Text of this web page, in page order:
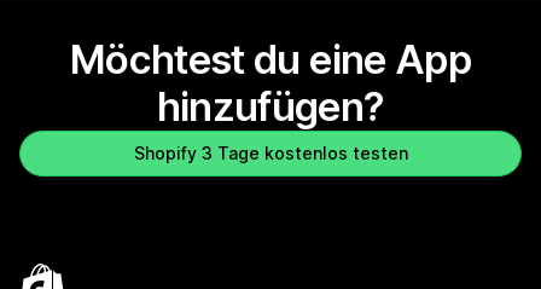
Möchtest du eine App
hinzufügen?
Shopify 3 Tage kostenlos testen